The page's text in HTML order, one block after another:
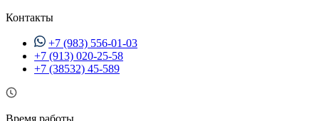
Контакты
+7 (983) 556-01-03
+7 (913) 020-25-58
+7 (38532) 45-589
Время работы